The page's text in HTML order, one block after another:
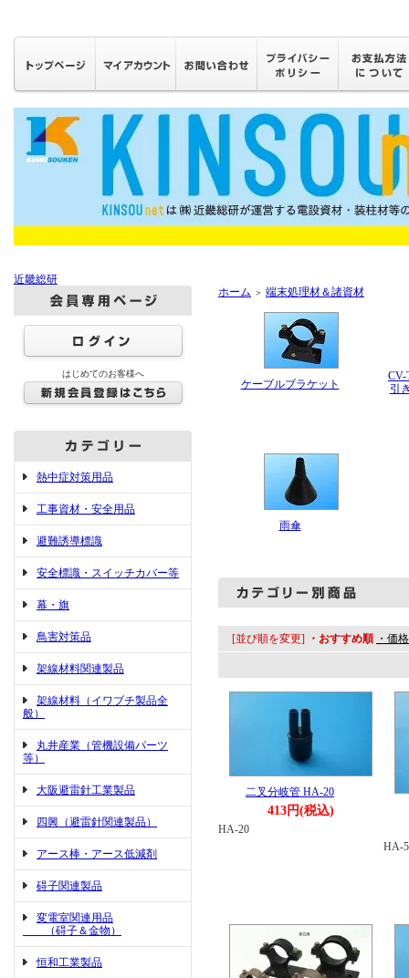
近畿総研
はじめてのお客様へ
熱中症対策用品
工事資材・安全用品
避難誘導標識
安全標識・スイッチカバー等
幕・旗
鳥害対策品
架線材料関連製品
架線材料（イワブチ製品全
般）
丸井産業（管機設備パーツ
等）
大阪避雷針工業製品
四興（避雷針関連製品）
アース棒・アース低減剤
碍子関連製品
変電室関連用品
（碍子＆金物）
恒和工業製品
ホーム ＞ 端末処理材＆諸資材
ケーブルブラケット
CV-
引
雨傘
[並び順を変更] ・おすすめ順 ・価
二叉分岐管 HA-20
413円(税込)
HA-20
HA-